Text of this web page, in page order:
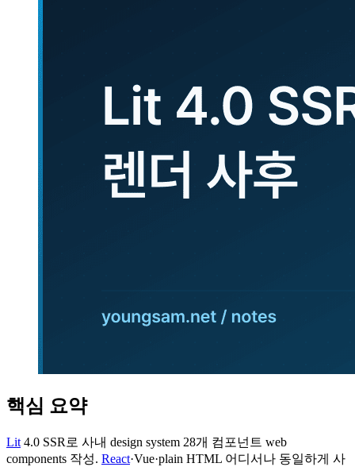
핵심 요약
Lit 4.0 SSR로 사내 design system 28개 컴포넌트 web
components 작성. React·Vue·plain HTML 어디서나 동일하게 사